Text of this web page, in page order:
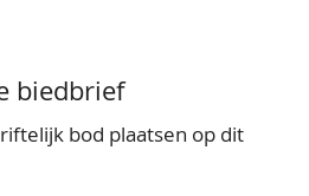
biedbrief
bod plaatsen op dit